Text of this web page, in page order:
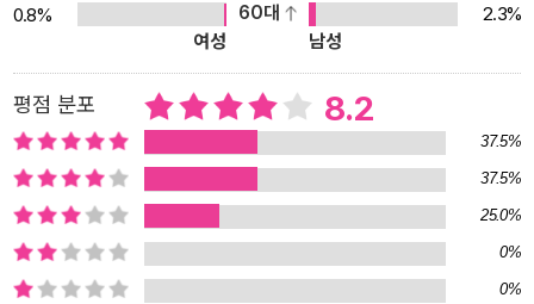
머니에 대한 증오로 고민하던 삐에르는 동생에게 사실을 폭로한다.
그리고 삐에르는 자기혐오와 회한에 빠져 고민하다 동생 장의 주도로
대서양 정기선의 의사업무에 자원하게 되면서 집을 떠난다. 어머니의
불륜으로 극심한 갈등에 빠진 삐에르의 심리변화가 이루 말할 수 없
이 섬세하게 그려진 『삐에르와 장』은 또한 문체의 아름다움과 완벽한
짜임새가 돋보이는 정교한 텍스트이다. 총 9장으로 구성된 이 작품에
서는 롤랑 씨 부인이 아들 삐에르가 자신의 불륜 사실을 알고 있음을
알아채는 5장을 축으로 장과 삐에르의 역할이 전도되면서 균형미가
아름다운 대칭 그림이 완성된다. 전반부에서 삐에르가 능동적 주체로
0.8%
60대
2.3%
여성
남성
평점 분포 8.2
37.5%
37.5%
25.0%
0%
0%